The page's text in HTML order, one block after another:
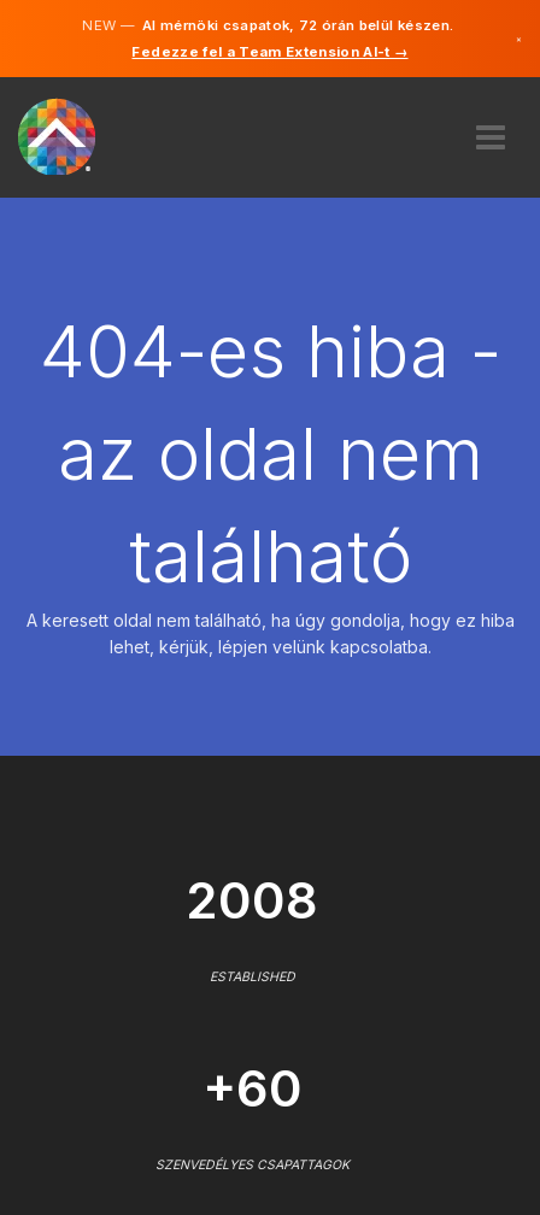
NEW —AI mérnöki csapatok, 72 órán belül készen.
Fedezze fel a Team Extension AI-t →
×
BÉREL
404-es hiba -
az oldal nem
található
A keresett oldal nem található, ha úgy gondolja, hogy ez hiba
lehet, kérjük, lépjen velünk kapcsolatba.
2008
ESTABLISHED
+60
SZENVEDÉLYES CSAPATTAGOK